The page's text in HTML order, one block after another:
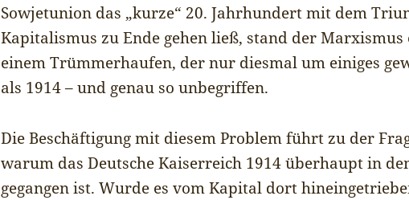
Sowjetunion das „kurze“ 20. Jahrhundert mit dem
Kapitalismus zu Ende gehen ließ, stand der
einem Trümmerhaufen, der nur diesmal um einiges
als 1914 – und genau so unbegriffen.
Die Beschäftigung mit diesem Problem führt zu der
warum das Deutsche Kaiserreich 1914 überhaupt in
gegangen ist. Wurde es vom Kapital dort